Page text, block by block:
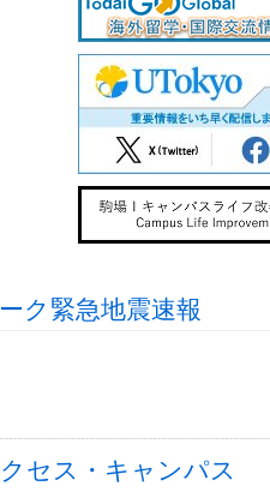
ク緊急地震速報
セス・キャンパス